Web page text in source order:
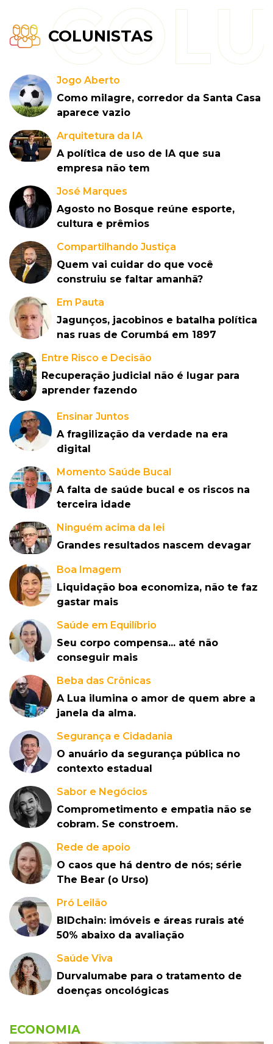
COLUNISTAS
Jogo Aberto
Como milagre, corredor da Santa Casa
aparece vazio
Arquitetura da IA
A política de uso de IA que sua
empresa não tem
José Marques
Agosto no Bosque reúne esporte,
cultura e prêmios
Compartilhando Justiça
Quem vai cuidar do que você
construiu se faltar amanhã?
Em Pauta
Jagunços, jacobinos e batalha política
nas ruas de Corumbá em 1897
Entre Risco e Decisão
Recuperação judicial não é lugar para
aprender fazendo
Ensinar Juntos
A fragilização da verdade na era
digital
Momento Saúde Bucal
A falta de saúde bucal e os riscos na
terceira idade
Ninguém acima da lei
Grandes resultados nascem devagar
Boa Imagem
Liquidação boa economiza, não te faz
gastar mais
Saúde em Equilíbrio
Seu corpo compensa... até não
conseguir mais
Beba das Crônicas
A Lua ilumina o amor de quem abre a
janela da alma.
Segurança e Cidadania
O anuário da segurança pública no
contexto estadual
Sabor e Negócios
Comprometimento e empatia não se
cobram. Se constroem.
Rede de apoio
O caos que há dentro de nós; série
The Bear (o Urso)
Pró Leilão
BIDchain: imóveis e áreas rurais até
50% abaixo da avaliação
Saúde Viva
Durvalumabe para o tratamento de
doenças oncológicas
ECONOMIA